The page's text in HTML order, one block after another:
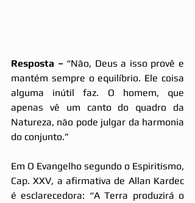
Resposta – “Não, Deus a isso provê e
mantém sempre o equilíbrio. Ele coisa
alguma inútil faz. O homem, que
apenas vê um canto do quadro da
Natureza, não pode julgar da harmonia
do conjunto.”
Em O Evangelho segundo o Espiritismo,
Cap. XXV, a afirmativa de Allan Kardec
é esclarecedora: “A Terra produzirá o